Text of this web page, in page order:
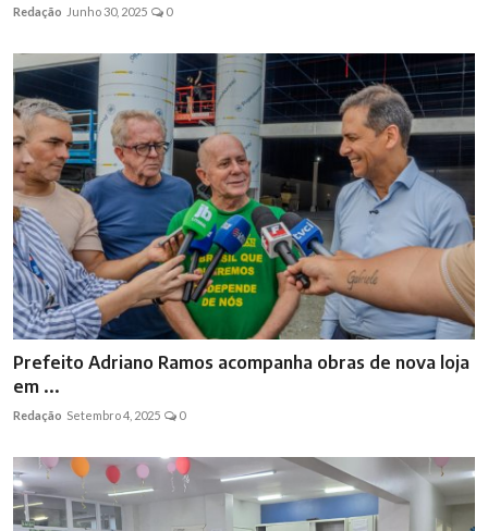
Redação Junho 30, 2025 0
Prefeito Adriano Ramos acompanha obras de nova loja
em ...
Redação Setembro 4, 2025 0